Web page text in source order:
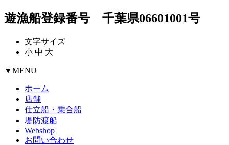
遊漁船登録番号 千葉県06601001号
文字サイズ
小 中 大
▼MENU
ホーム
店舗
仕立船・乗合船
堤防渡船
Webshop
お問い合わせ